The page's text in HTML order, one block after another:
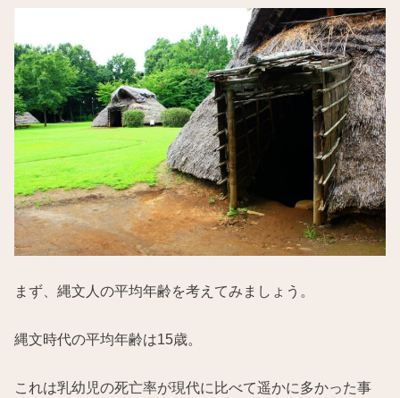
まず、縄文人の平均年齢を考えてみましょう。
縄文時代の平均年齢は15歳。
これは乳幼児の死亡率が現代に比べて遥かに多かった事